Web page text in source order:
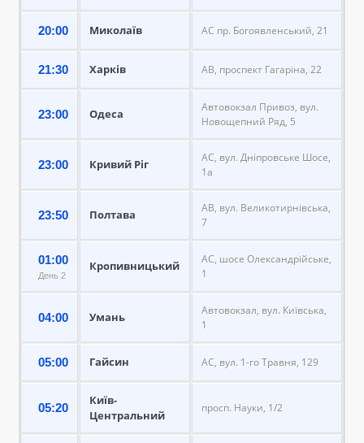
20:00 Миколаїв АС пр. Богоявленський, 21
21:30 Харків АВ, проспект Гагаріна, 22
23:00 Одеса
Автовокзал Привоз, вул.
Новощепний Ряд, 5
23:00 Кривий Ріг
АС, вул. Дніпровське Шосе,
1а
23:50 Полтава
АВ, вул. Великотирнівська,
7
01:00
День 2
Кропивницький
АС, шосе Олександрійське,
1
04:00 Умань
Автовокзал, вул. Київська,
1
05:00 Гайсин АС, вул. 1-го Травня, 129
05:20
Київ-
Центральний
просп. Науки, 1/2